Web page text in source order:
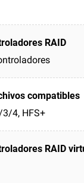
3/4, HFS+